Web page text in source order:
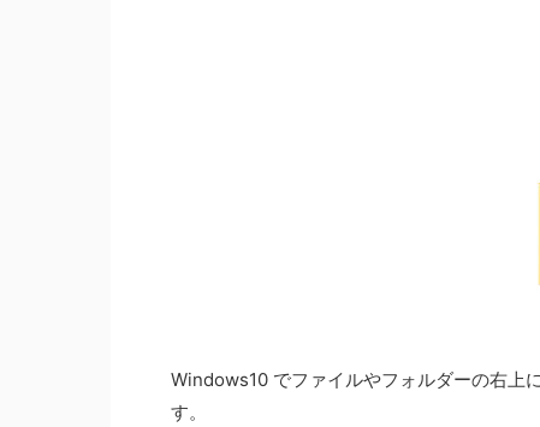
Windows10 でファイルやフォルダーの右上
す。